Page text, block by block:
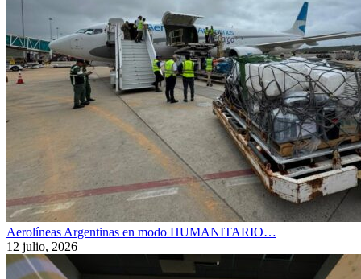
Aerolíneas Argentinas en modo HUMANITARIO…
12 julio, 2026